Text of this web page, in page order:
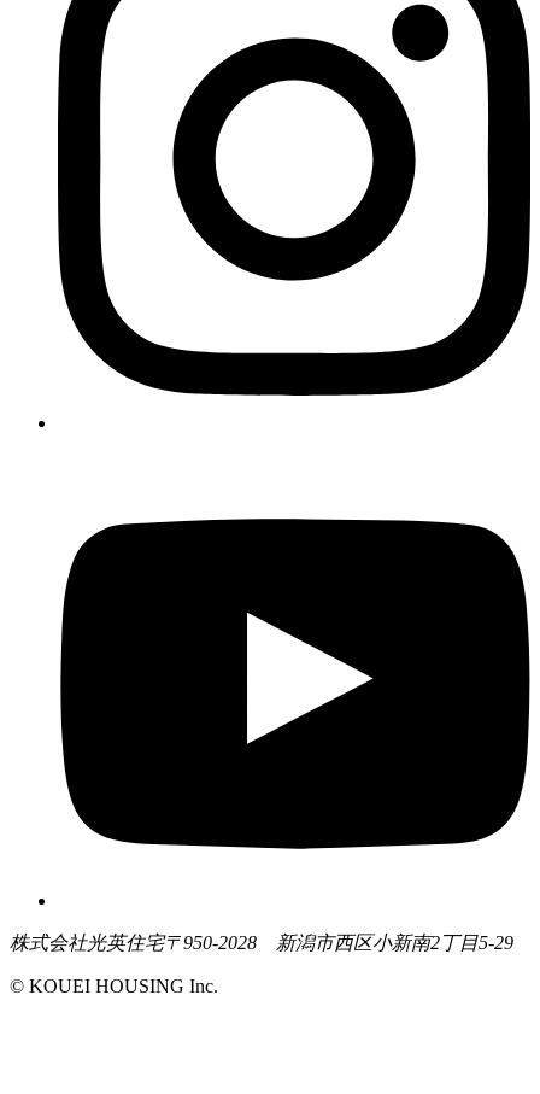
株式会社光英住宅〒950-2028 新潟市西区小新南2丁目5-29
© KOUEI HOUSING Inc.